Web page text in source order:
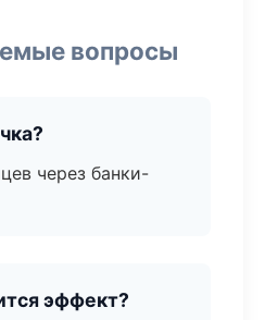
вопросы
через банки-
эффект?